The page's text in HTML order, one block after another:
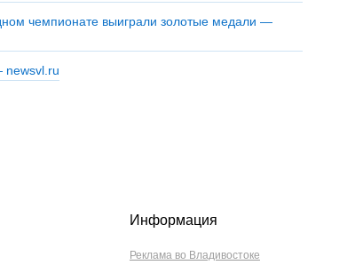
Информация
Реклама во Владивостоке